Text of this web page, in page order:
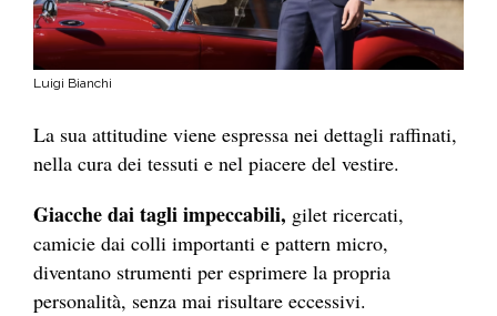
Luigi Bianchi
La sua attitudine viene espressa nei dettagli raffinati,
nella cura dei tessuti e nel piacere del vestire.
Giacche dai tagli impeccabili, gilet ricercati,
camicie dai colli importanti e pattern micro,
diventano strumenti per esprimere la propria
personalità, senza mai risultare eccessivi.